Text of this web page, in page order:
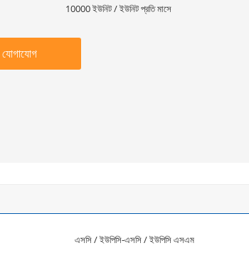
10000 ইউনিট / ইউনিট প্রতি মাসে
এসসি / ইউপিসি-এসসি / ইউপিসি এসএম